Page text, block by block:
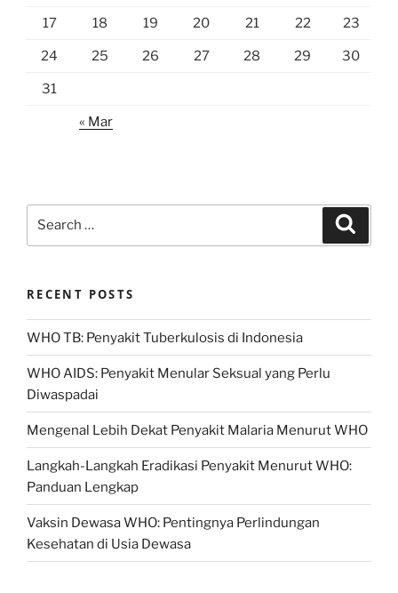
17 18 19 20 21 22 23
24 25 26 27 28 29 30
31
« Mar
RECENT POSTS
WHO TB: Penyakit Tuberkulosis di Indonesia
WHO AIDS: Penyakit Menular Seksual yang Perlu
Diwaspadai
Mengenal Lebih Dekat Penyakit Malaria Menurut WHO
Langkah-Langkah Eradikasi Penyakit Menurut WHO:
Panduan Lengkap
Vaksin Dewasa WHO: Pentingnya Perlindungan
Kesehatan di Usia Dewasa